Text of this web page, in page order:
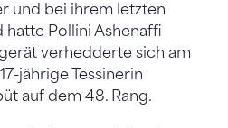
und bei ihrem letzten
Pollini Ashenaffi
verhedderte sich am
jährige Tessinerin
auf dem 48. Rang.